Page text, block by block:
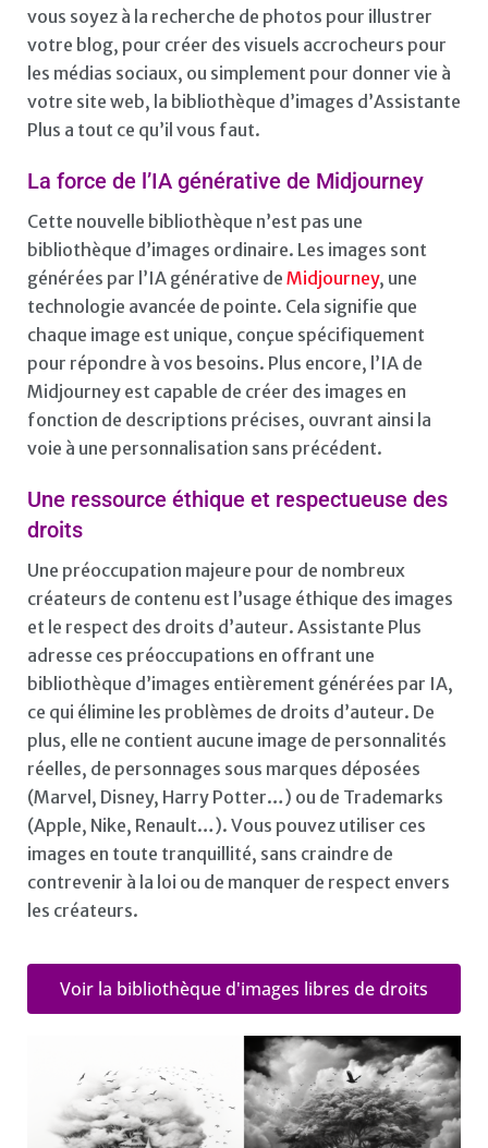
vous soyez à la recherche de photos pour illustrer
votre blog, pour créer des visuels accrocheurs pour
les médias sociaux, ou simplement pour donner vie à
votre site web, la bibliothèque d’images d’Assistante
Plus a tout ce qu’il vous faut.
La force de l’IA générative de Midjourney
Cette nouvelle bibliothèque n’est pas une
bibliothèque d’images ordinaire. Les images sont
générées par l’IA générative de Midjourney, une
technologie avancée de pointe. Cela signifie que
chaque image est unique, conçue spécifiquement
pour répondre à vos besoins. Plus encore, l’IA de
Midjourney est capable de créer des images en
fonction de descriptions précises, ouvrant ainsi la
voie à une personnalisation sans précédent.
Une ressource éthique et respectueuse des
droits
Une préoccupation majeure pour de nombreux
créateurs de contenu est l’usage éthique des images
et le respect des droits d’auteur. Assistante Plus
adresse ces préoccupations en offrant une
bibliothèque d’images entièrement générées par IA,
ce qui élimine les problèmes de droits d’auteur. De
plus, elle ne contient aucune image de personnalités
réelles, de personnages sous marques déposées
(Marvel, Disney, Harry Potter…) ou de Trademarks
(Apple, Nike, Renault…). Vous pouvez utiliser ces
images en toute tranquillité, sans craindre de
contrevenir à la loi ou de manquer de respect envers
les créateurs.
Voir la bibliothèque d'images libres de droits